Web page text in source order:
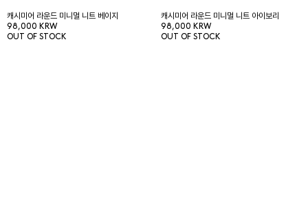
캐시미어 라운드 미니멀 니트 베이지
98,000 KRW
OUT OF STOCK
캐시미어 라운드 미니멀 니트 아이보리
98,000 KRW
OUT OF STOCK